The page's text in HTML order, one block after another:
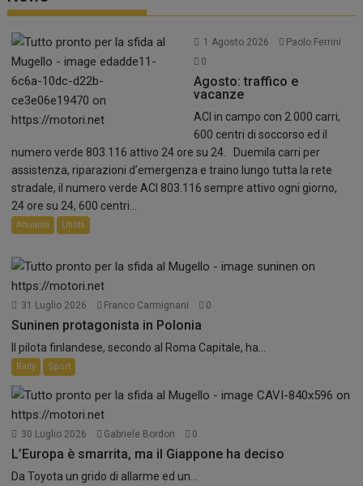
1 Agosto 2026
Paolo Ferrini
0
Agosto: traffico e
vacanze
ACI in campo con 2.000 carri,
600 centri di soccorso ed il
numero verde 803.116 attivo 24 ore su 24. Duemila carri per
assistenza, riparazioni d’emergenza e traino lungo tutta la rete
stradale, il numero verde ACI 803.116 sempre attivo ogni giorno,
24 ore su 24, 600 centri...
Attualità Utilità
31 Luglio 2026 Franco Carmignani 0
Suninen protagonista in Polonia
Il pilota finlandese, secondo al Roma Capitale, ha...
Rally Sport
30 Luglio 2026 Gabriele Bordon 0
L’Europa è smarrita, ma il Giappone ha deciso
Da Toyota un grido di allarme ed un...